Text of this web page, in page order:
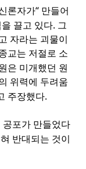
론자가“ 만들어
끌고 있다. 그
자라는 괴물이
교는 저절로 소
은 미개했던 원
위력에 두려움
주장했다.
공포가 만들었다
반대되는 것이